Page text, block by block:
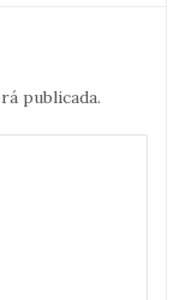
publicada.